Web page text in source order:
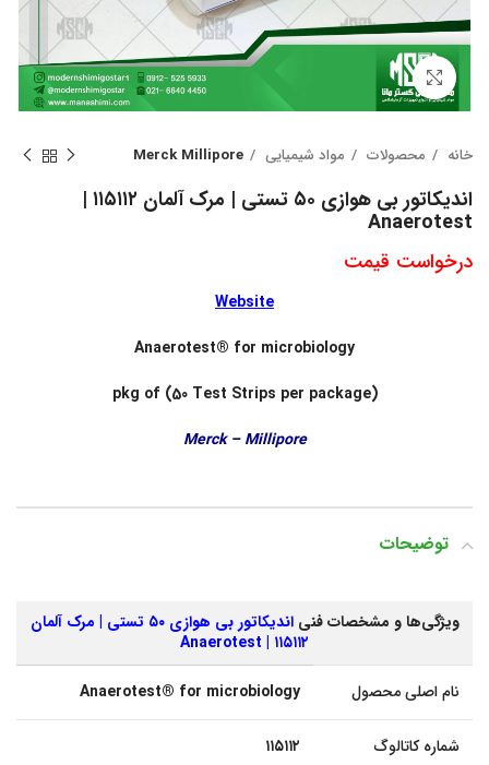
بزرگنمایی تصویر
خانه محصولات مواد شیمیایی Merck Millipore
اندیکاتور بی هوازی ۵۰ تستی | مرک آلمان ۱۱۵۱۱۲ |
Anaerotest
درخواست قیمت
Website
Anaerotest® for microbiology
pkg of (50 Test Strips per package)
Merck – Millipore
توضیحات
ویژگی‌ها و مشخصات فنی
اندیکاتور بی هوازی ۵۰ تستی | مرک آلمان
۱۱۵۱۱۲ | Anaerotest
نام اصلی محصول Anaerotest® for microbiology
شماره کاتالوگ ۱۱۵۱۱۲